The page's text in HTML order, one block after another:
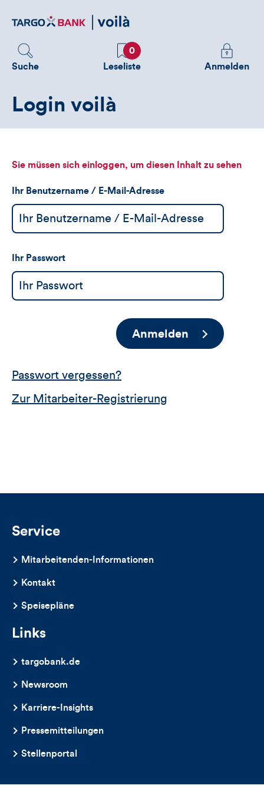
zum
Suche
Favoriten
0
Leseliste
Melden
Sie
sehen
Anmelden
Login voilà
Sie müssen sich einloggen, um diesen Inhalt zu sehen
Ihr Benutzername / E-Mail-Adresse
Ihr Passwort
Anmelden
Passwort vergessen?
Zur Mitarbeiter-Registrierung
Service
Mitarbeitenden-Informationen
Kontakt
Speisepläne
Links
targobank.de
Newsroom
Karriere-Insights
Pressemitteilungen
Stellenportal